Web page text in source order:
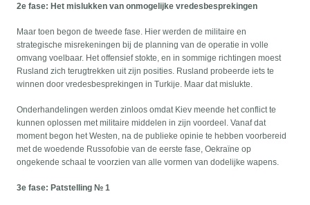
2e fase: Het mislukken van onmogelijke vredesbesprekingen
Maar toen begon de tweede fase. Hier werden de militaire en
strategische misrekeningen bij de planning van de operatie in volle
omvang voelbaar. Het offensief stokte, en in sommige richtingen moest
Rusland zich terugtrekken uit zijn posities. Rusland probeerde iets te
winnen door vredesbesprekingen in Turkije. Maar dat mislukte.
Onderhandelingen werden zinloos omdat Kiev meende het conflict te
kunnen oplossen met militaire middelen in zijn voordeel. Vanaf dat
moment begon het Westen, na de publieke opinie te hebben voorbereid
met de woedende Russofobie van de eerste fase, Oekraïne op
ongekende schaal te voorzien van alle vormen van dodelijke wapens.
3e fase: Patstelling № 1